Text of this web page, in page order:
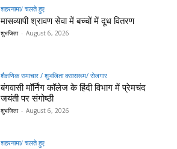
शहरनामा/ चलते हुए
मासव्यापी श्रावण सेवा में बच्चों में दूध वितरण
शुभजिता - August 6, 2026
शैक्षणिक समाचार / शुभजिता क्सासरूम/ रोजगार
बंगवासी मॉर्निंग कॉलेज के हिंदी विभाग में प्रेमचंद
जयंती पर संगोष्ठी
शुभजिता - August 6, 2026
शहरनामा/ चलते हुए